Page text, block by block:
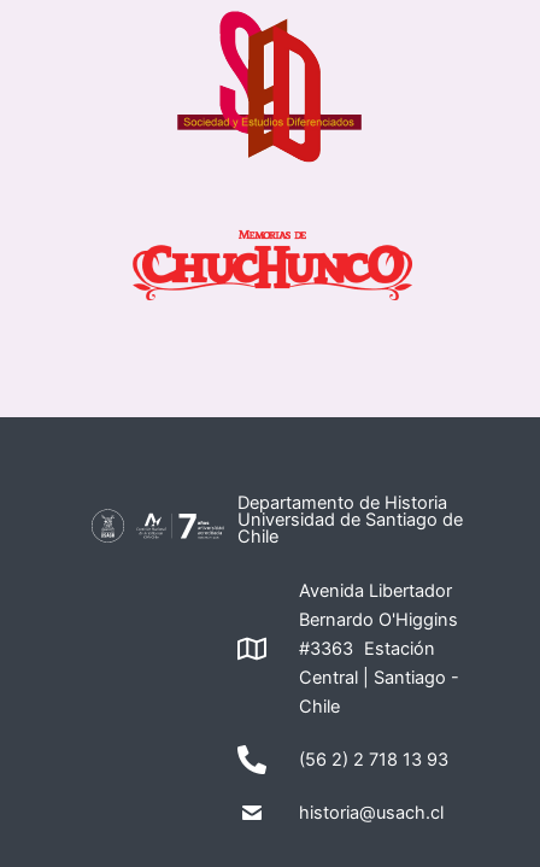
Departamento de Historia
Universidad de Santiago de
Chile
Avenida Libertador
Bernardo O'Higgins
#3363 Estación
Central | Santiago -
Chile
(56 2) 2 718 13 93
historia@usach.cl